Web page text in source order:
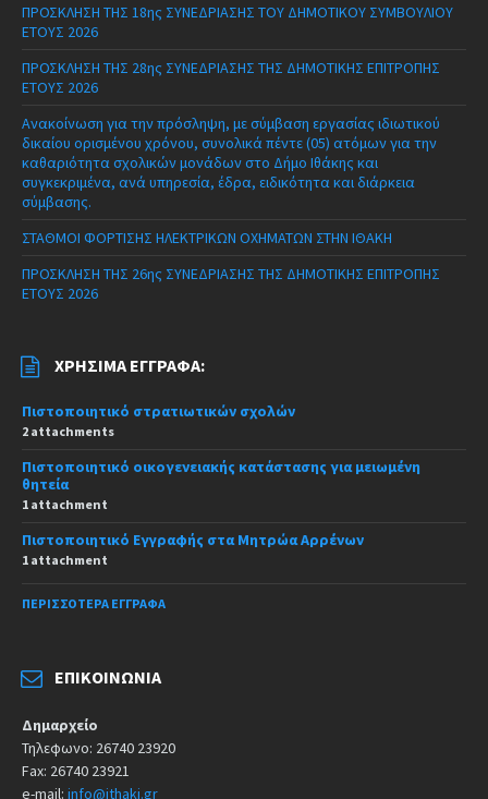
ΠΡΟΣΚΛΗΣΗ ΤΗΣ 18ης ΣΥΝΕΔΡΙΑΣΗΣ ΤΟΥ ΔΗΜΟΤΙΚΟΥ ΣΥΜΒΟΥΛΙΟΥ
ΕΤΟΥΣ 2026
ΠΡΟΣΚΛΗΣΗ ΤΗΣ 28ης ΣΥΝΕΔΡΙΑΣΗΣ ΤΗΣ ΔΗΜΟΤΙΚΗΣ ΕΠΙΤΡΟΠΗΣ
ΕΤΟΥΣ 2026
Ανακοίνωση για την πρόσληψη, με σύμβαση εργασίας ιδιωτικού
δικαίου ορισμένου χρόνου, συνολικά πέντε (05) ατόμων για την
καθαριότητα σχολικών μονάδων στο Δήμο Ιθάκης και
συγκεκριμένα, ανά υπηρεσία, έδρα, ειδικότητα και διάρκεια
σύμβασης.
ΣΤΑΘΜΟΙ ΦΟΡΤΙΣΗΣ ΗΛΕΚΤΡΙΚΩΝ ΟΧΗΜΑΤΩΝ ΣΤΗΝ ΙΘΑΚΗ
ΠΡΟΣΚΛΗΣΗ ΤΗΣ 26ης ΣΥΝΕΔΡΙΑΣΗΣ ΤΗΣ ΔΗΜΟΤΙΚΗΣ ΕΠΙΤΡΟΠΗΣ
ΕΤΟΥΣ 2026
ΧΡΉΣΙΜΑ ΈΓΓΡΑΦΑ:
Πιστοποιητικό στρατιωτικών σχολών
2 attachments
Πιστοποιητικό οικογενειακής κατάστασης για μειωμένη
θητεία
1 attachment
Πιστοποιητικό Εγγραφής στα Μητρώα Αρρένων
1 attachment
ΠΕΡΙΣΣΌΤΕΡΑ ΈΓΓΡΑΦΑ
ΕΠΙΚΟΙΝΩΝΊΑ
Δημαρχείο
Τηλεφωνο: 26740 23920
Fax: 26740 23921
e-mail: info@ithaki.gr